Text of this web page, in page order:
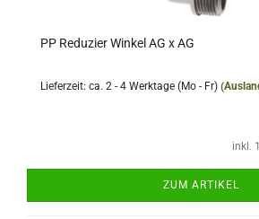
PP Reduzier Winkel AG x AG
Lieferzeit: ca. 2 - 4 Werktage (Mo - Fr)
inkl.
ZUM ARTIKEL